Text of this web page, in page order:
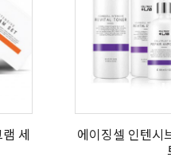
세
에이징셀 인텐시